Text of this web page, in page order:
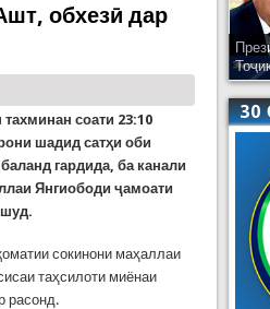
обхезӣ дар
соати 23:10
шадид сатҳи оби
гардида, ба канали
Янгиободиҷамоати
сокинони маҳаллаи
таҳсилоти миёнаи
расонд.
30